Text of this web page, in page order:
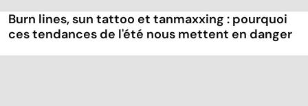
Burn lines, sun tattoo et tanmaxxing : pourquoi
ces tendances de l'été nous mettent en danger